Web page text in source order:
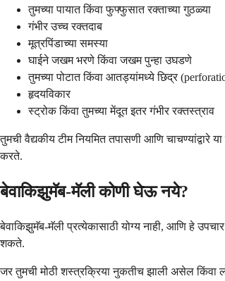
तुमच्या पायात किंवा फुफ्फुसात रक्ताच्या गुठळ्या
गंभीर उच्च रक्तदाब
मूत्रपिंडाच्या समस्या
घाईने जखम भरणे किंवा जखम पुन्हा उघडणे
तुमच्या पोटात किंवा आतड्यांमध्ये छिद्र
हृदयविकार
स्ट्रोक किंवा तुमच्या मेंदूत इतर गंभीर रक्तस्त्राव
तुमची वैद्यकीय टीम नियमित तपासणी आणि
करते.
बेवाकिझुमॅब-मॅली कोणी घेऊ नये?
बेवाकिझुमॅब-मॅली प्रत्येकासाठी योग्य नाही, आणि हे
शकते.
जर तुमची मोठी शस्त्रक्रिया नुकतीच झाली असेल